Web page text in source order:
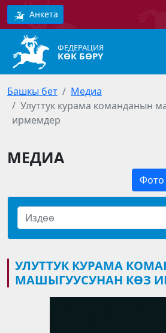
Анкета
ФЕДЕРАЦИЯ
КӨК БӨРҮ
Башкы бет
Медиа
Улуттук курама команданын
ирмемдер
МЕДИА
Фото
УЛУТТУК КУРАМА
МАШЫГУУСУНАН КӨЗ